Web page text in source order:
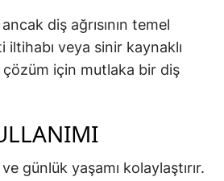
diş ağrısının temel
veya sinir kaynaklı
çözüm için mutlaka bir diş
günlük yaşamı kolaylaştırır.